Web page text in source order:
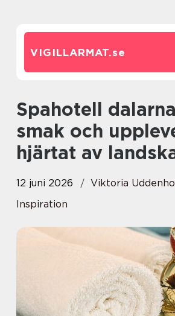
VIGILLARMAT.se
Spahotell dalarna ro,
smak och
hjärtat av
12 juni 2026
Viktoria
Inspiration